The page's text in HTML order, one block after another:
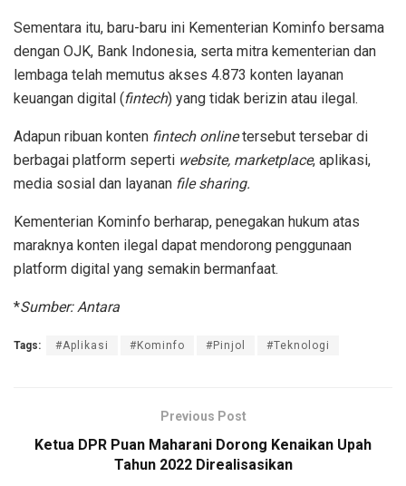
Sementara itu, baru-baru ini Kementerian Kominfo bersama
dengan OJK, Bank Indonesia, serta mitra kementerian dan
lembaga telah memutus akses 4.873 konten layanan
keuangan digital (fintech) yang tidak berizin atau ilegal.
Adapun ribuan konten fintech onlinetersebut tersebar di
berbagai platform seperti website, marketplace, aplikasi,
media sosial dan layanan file sharing.
Kementerian Kominfo berharap, penegakan hukum atas
maraknya konten ilegal dapat mendorong penggunaan
platform digital yang semakin bermanfaat.
*Sumber: Antara
Tags: #Aplikasi #Kominfo #Pinjol #Teknologi
Previous Post
Ketua DPR Puan Maharani Dorong Kenaikan Upah
Tahun 2022 Direalisasikan